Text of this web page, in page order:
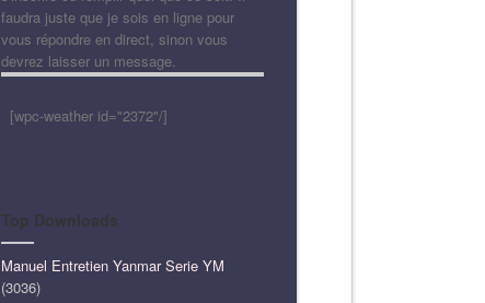
faudra juste que je sois en ligne pour
vous répondre en direct, sinon vous
devrez laisser un message.
[wpc-weather id="2372"/]
Top Downloads
Manuel Entretien Yanmar Serie YM
(3036)